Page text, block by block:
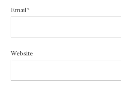
Email*
Website